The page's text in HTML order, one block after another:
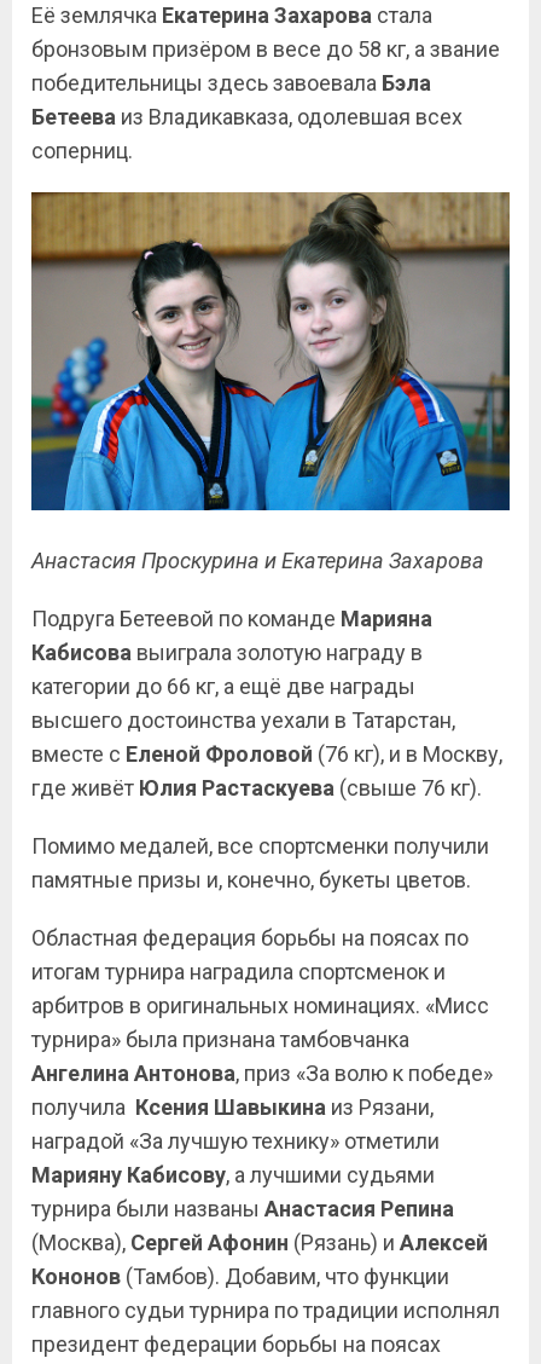
Её землячка Екатерина Захарова стала
бронзовым призёром в весе до 58 кг, а звание
победительницы здесь завоевала Бэла
Бетеева из Владикавказа, одолевшая всех
соперниц.
Анастасия Проскурина и Екатерина Захарова
Подруга Бетеевой по команде Марияна
Кабисова выиграла золотую награду в
категории до 66 кг, а ещё две награды
высшего достоинства уехали в Татарстан,
вместе с Еленой Фроловой (76 кг), и в Москву,
где живёт Юлия Растаскуева (свыше 76 кг).
Помимо медалей, все спортсменки получили
памятные призы и, конечно, букеты цветов.
Областная федерация борьбы на поясах по
итогам турнира наградила спортсменок и
арбитров в оригинальных номинациях. «Мисс
турнира» была признана тамбовчанка
Ангелина Антонова, приз «За волю к победе»
получила Ксения Шавыкина из Рязани,
наградой «За лучшую технику» отметили
Марияну Кабисову, а лучшими судьями
турнира были названы Анастасия Репина
(Москва), Сергей Афонин (Рязань) и Алексей
Кононов (Тамбов). Добавим, что функции
главного судьи турнира по традиции исполнял
президент федерации борьбы на поясах